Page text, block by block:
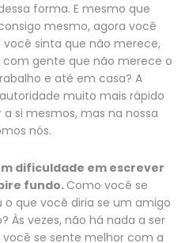
forma. E mesmo que
mesmo, agora você
sinta que não merece,
gente que não merece o
e até em casa? A
muito mais rápido
si mesmos, mas na nossa
nós.
dificuldade em escrever
fundo. Como você se
que você diria se um amigo
Às vezes, não há nada a ser
se sente melhor com a